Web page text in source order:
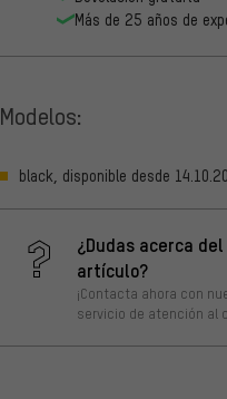
Más de 25 años de
Modelos:
black, disponible desde
¿Dudas acerca del
artículo?
¡Contacta ahora con
servicio de atención al